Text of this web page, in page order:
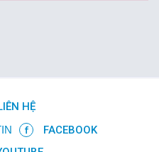
HỆ
FACEBOOK